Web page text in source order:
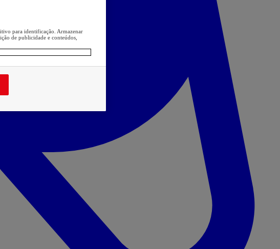
para identificação. Armazenar
de publicidade e conteúdos,